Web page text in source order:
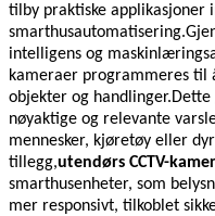
tilby praktiske applikasjoner
intelligens og
kameraer programmeres til
objekter og
nøyaktige og relevante
mennesker, kjøretøy eller
tillegg,utendørs CCTV-
smarthusenheter, som
mer responsivt, tilkoblet